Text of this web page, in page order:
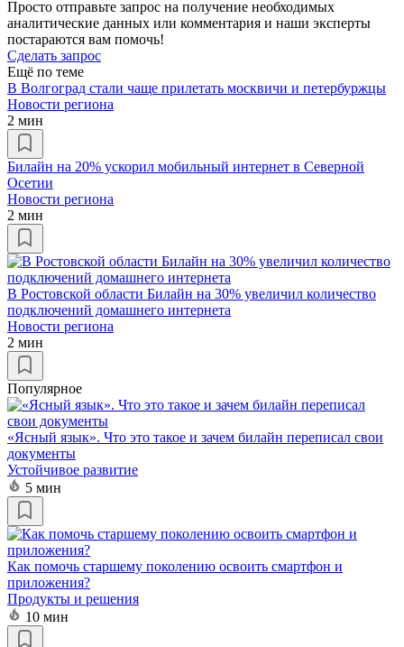
Просто отправьте запрос на получение необходимых
аналитические данных или комментария и наши эксперты
постараются вам помочь!
Сделать запрос
Ещё по теме
В Волгоград стали чаще прилетать москвичи и петербуржцы
Новости региона
2 мин
Билайн на 20% ускорил мобильный интернет в Северной
Осетии
Новости региона
2 мин
В Ростовской области Билайн на 30% увеличил количество
подключений домашнего интернета
Новости региона
2 мин
Популярное
«Ясный язык». Что это такое и зачем билайн переписал свои
документы
Устойчивое развитие
5 мин
Как помочь старшему поколению освоить смартфон и
приложения?
Продукты и решения
10 мин